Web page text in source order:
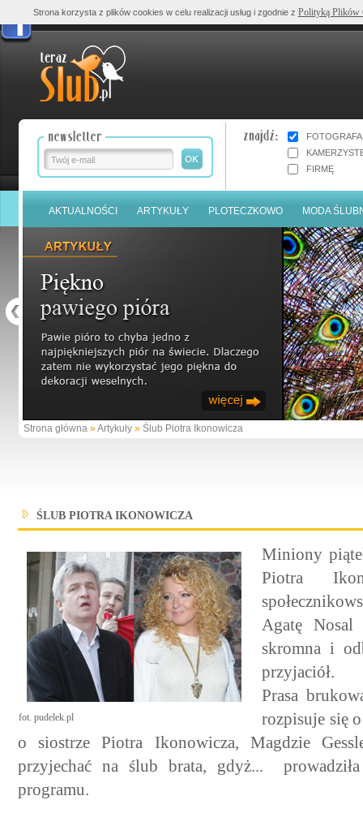
FOTOGRAFA
FIRMĘ
AKTUALNOŚCI ARTYKUŁY PLOTECZKOWO MODA
Strona główna »Artykuły » Ślub Piotra Ikonowicza
ŚLUB PIOTRA IKONOWICZA
fot. pudelek.pl
Miniony
Piotra
Agatę Nosal
skromna i
przyjaciół.
Prasa
rozpisuje się
o siostrze Piotra Ikonowicza, Magdzie
przyjechać na ślub brata, gdyż...
programu.
Strona korzysta z plików cookies w celu realizacji usług i zgodnie z Polityką Plików